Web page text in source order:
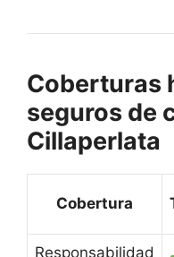
Coberturas
seguros de
Cillaperlata
Cobertura
Responsabilidad